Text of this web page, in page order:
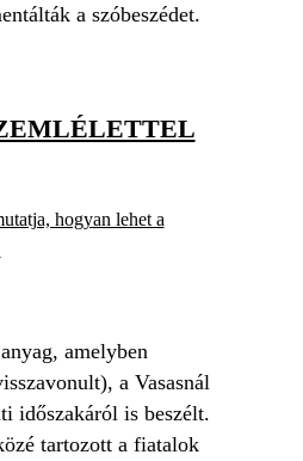
a szóbeszédet.
hogyan lehet a
amelyben
a Vasasnál
időszakáról is beszélt.
tartozott a fiatalok